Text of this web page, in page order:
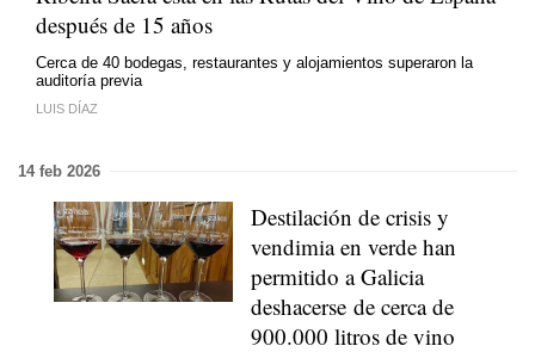
después de 15 años
Cerca de 40 bodegas, restaurantes y alojamientos superaron la
auditoría previa
LUIS DÍAZ
14 feb 2026
Destilación de crisis y
vendimia en verde han
permitido a Galicia
deshacerse de cerca de
900.000 litros de vino